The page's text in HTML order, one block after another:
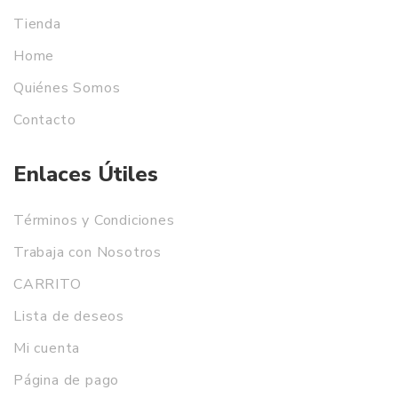
Tienda
Home
Quiénes Somos
Contacto
Enlaces Útiles
Términos y Condiciones
Trabaja con Nosotros
CARRITO
Lista de deseos
Mi cuenta
Página de pago